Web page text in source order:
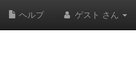
ヘルプ ゲスト さん